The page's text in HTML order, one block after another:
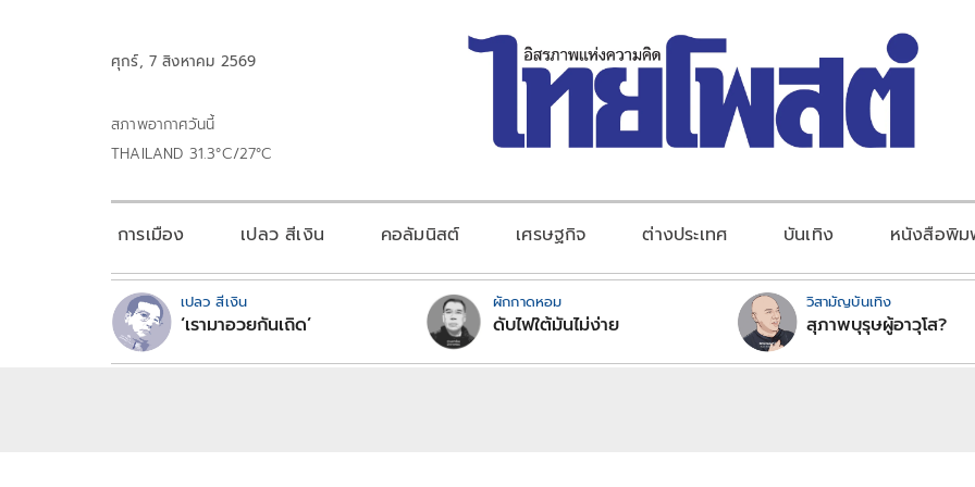
ศุกร์, 7 สิงหาคม 2569
สภาพอากาศวันนี้
THAILAND 31.3°C/27°C
การเมือง เปลว สีเงิน คอลัมนิสต์ เศรษฐกิจ ต่างประเทศ บันเทิง หนังสือพิ
เปลว สีเงิน
‘เรามาอวยกันเถิด’
ผักกาดหอม
ดับไฟใต้มันไม่ง่าย
วิสามัญบันเทิง
สุภาพบุรุษผู้อาวุโส?